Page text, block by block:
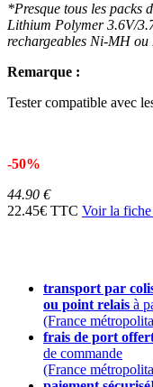
*Presque tous les packs
Lithium Polymer 3.6V/
rechargeables Ni-MH
Remarque :
Tester compatible avec
-50%
44.90 €
22.45€ TTC Voir la
transport par
ou point relais à
(France
frais de port
de commande
(France